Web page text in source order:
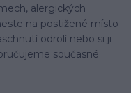
alergických
na postižené místo
odrolí nebo si ji
současné